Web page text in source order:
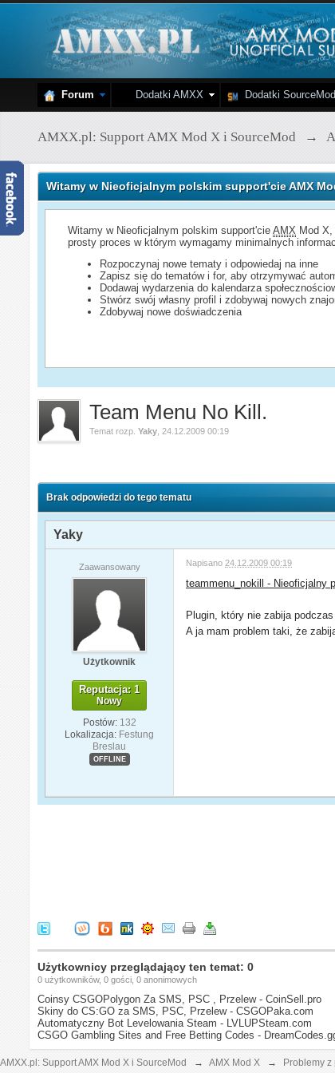
Forum Dodatki AMXX Dodatki SourceMod
AMXX.pl: Support AMX Mod X i SourceMod →
Witamy w Nieoficjalnym polskim support'cie AMX
Witamy w Nieoficjalnym polskim support'cieAMX Mod
prosty proces w którym wymagamy minimalnych
Rozpoczynaj nowe tematy i odpowiedaj na inne
Zapisz się do tematów i for, aby otrzymywać
Dodawaj wydarzenia do kalendarza
Stwórz swój własny profil i zdobywaj nowych
Zdobywaj nowe doświadczenia
Team Menu No Kill.
Temat rozp.Yaky 24.12.2009 00:19
Brak odpowiedzi do tego tematu
Yaky
Zaawansowany
Użytkownik
Reputacja: 1
Nowy
Postów: 132
Lokalizacja: Festung
Breslau
OFFLINE
Napisano 24.12.2009 00:19
teammenu_nokill - Nieoficjalny
Plugin, który nie zabija
A ja mam problem taki, że
Użytkownicy przeglądający ten temat: 0
0 użytkowników, 0 gości, 0 anonimowych
Coinsy CSGOPolygon Za SMS, PSC , Przelew - CoinSell.pro
Skiny do CS:GO za SMS, PSC, Przelew - CSGOPaka.com
Automatyczny Bot Levelowania Steam - LVLUPSteam.com
CSGO Gambling Sites and Free Betting Codes -
AMXX.pl: Support AMX Mod X i SourceMod → AMX Mod X → Problemy z